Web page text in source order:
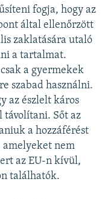
fogja, hogy az
által ellenőrzött
zaklatására utaló
a tartalmat.
a gyermekek
szabad használni.
az észlelt káros
Sőt az
a hozzáférést
amelyeket nem
az EU-n kívül,
találhatók.